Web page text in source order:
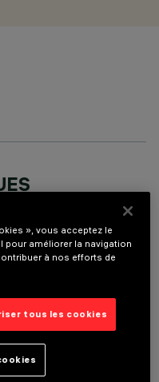
sources LED,
d'accent. Malgré les
produit, la technologie
un flux efficace et un
Beam à haute
métallisée. Corps en
», vous acceptez le
pour améliorer la navigation
à nos efforts de
tous les cookies